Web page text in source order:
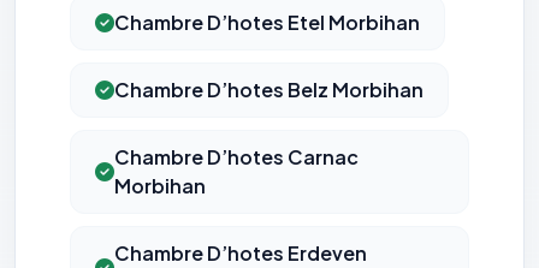
Chambre D’hotes Etel Morbihan
Chambre D’hotes Belz Morbihan
Chambre D’hotes Carnac
Morbihan
Chambre D’hotes Erdeven